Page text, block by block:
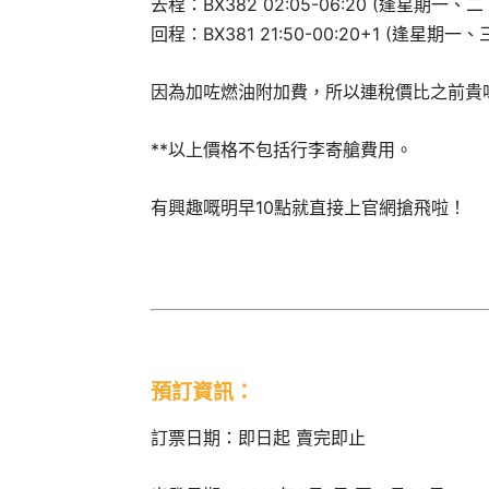
回程：BX381 21:50-00:20+1 (逢星期一、
因為加咗燃油附加費，所以連稅價比之前
**以上價格不包括行李寄艙費用。
有興趣嘅明早10點就直接上官網搶飛啦！
預訂資訊：
訂票日期：即日起 賣完即止